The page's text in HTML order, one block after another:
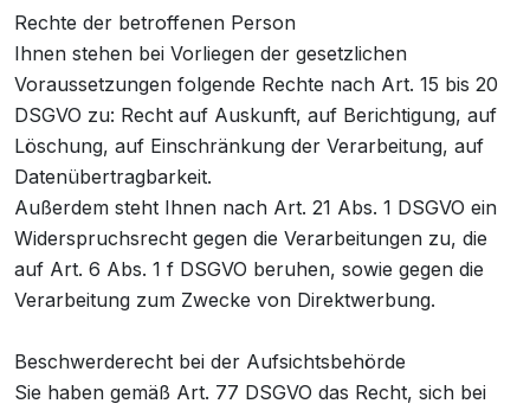
Rechte der betroffenen Person
Ihnen stehen bei Vorliegen der gesetzlichen
Voraussetzungen folgende Rechte nach Art. 15 bis 20
DSGVO zu: Recht auf Auskunft, auf Berichtigung, auf
Löschung, auf Einschränkung der Verarbeitung, auf
Datenübertragbarkeit.
Außerdem steht Ihnen nach Art. 21 Abs. 1 DSGVO ein
Widerspruchsrecht gegen die Verarbeitungen zu, die
auf Art. 6 Abs. 1 f DSGVO beruhen, sowie gegen die
Verarbeitung zum Zwecke von Direktwerbung.
Beschwerderecht bei der Aufsichtsbehörde
Sie haben gemäß Art. 77 DSGVO das Recht, sich bei